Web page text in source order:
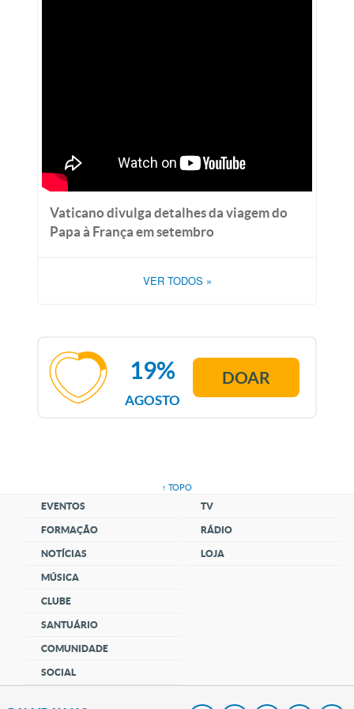
Vaticano divulga detalhes da viagem do
Papa à França em setembro
VER TODOS »
AGOSTO
19% DOAR
↑ TOPO
EVENTOS
FORMAÇÃO
NOTÍCIAS
MÚSICA
CLUBE
SANTUÁRIO
COMUNIDADE
SOCIAL
TV
RÁDIO
LOJA